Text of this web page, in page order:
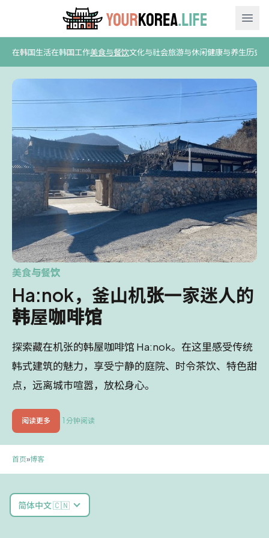
在韩国生活在韩国工作美食与餐饮文化与社会旅游与休闲健康与养生历史
美食与餐饮
Ha:nok，釜山机张一家迷人的
韩屋咖啡馆
探索藏在机张的韩屋咖啡馆 Ha:nok。在这里感受传统
韩式建筑的魅力，享受宁静的庭院、时令茶饮、特色甜
点，远离城市喧嚣，放松身心。
阅读更多 1 分钟阅读
首页»博客
简体中文 🇨🇳